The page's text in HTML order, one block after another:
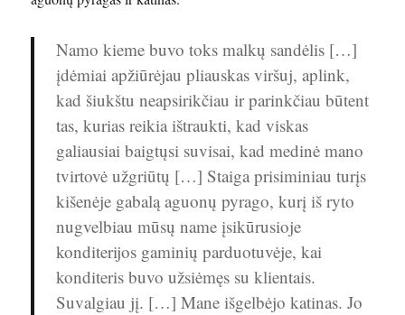
Namo kieme buvo toks malkų sandėlis […]
įdėmiai apžiūrėjau pliauskas viršuj, aplink,
kad šiukštu neapsirikčiau ir parinkčiau būtent
tas, kurias reikia ištraukti, kad viskas
galiausiai baigtųsi suvisai, kad medinė mano
tvirtovė užgriūtų […] Staiga prisiminiau turįs
kišenėje gabalą aguonų pyrago, kurį iš ryto
nugvelbiau mūsų name įsikūrusioje
konditerijos gaminių parduotuvėje, kai
konditeris buvo užsiėmęs su klientais.
Suvalgiau jį. […] Mane išgelbėjo katinas. Jo